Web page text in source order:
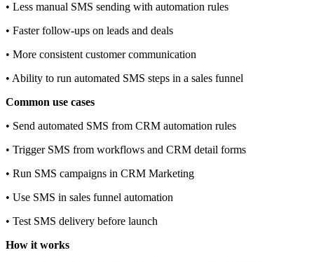
• Less manual SMS sending with automation rules
• Faster follow‑ups on leads and deals
• More consistent customer communication
• Ability to run automated SMS steps in a sales funnel
Common use cases
• Send automated SMS from CRM automation rules
• Trigger SMS from workflows and CRM detail forms
• Run SMS campaigns in CRM Marketing
• Use SMS in sales funnel automation
• Test SMS delivery before launch
How it works